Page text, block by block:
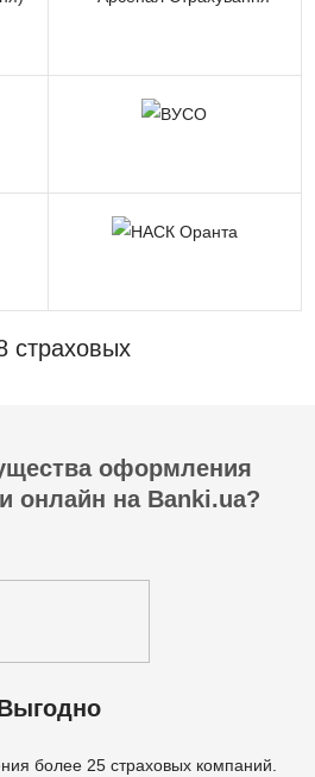
страховых
оформления
онлайн на Banki.ua?
более 25 страховых компаний.